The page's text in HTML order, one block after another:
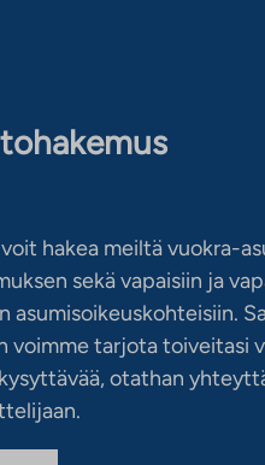
hakea meiltä vuokra-
sekä vapaisiin ja
asumisoikeuskohteisiin.
voimme tarjota toiveitasi
otathan